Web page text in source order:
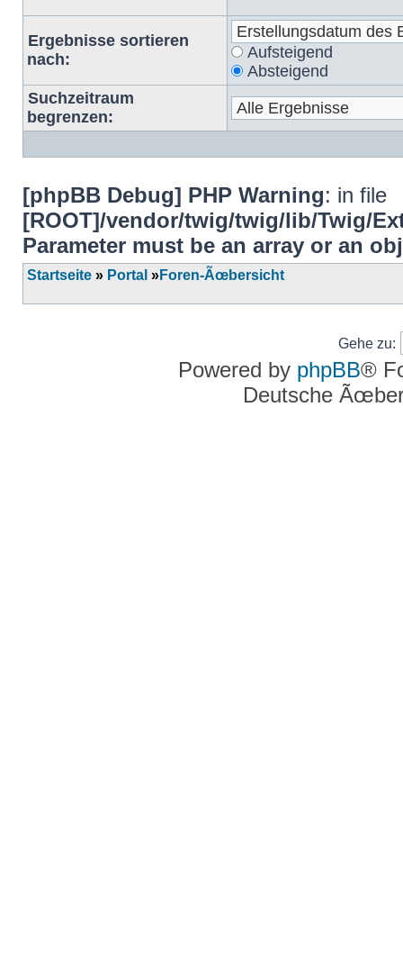
Ergebnisse sortieren
nach:
Aufsteigend
Absteigend
Suchzeitraum
begrenzen:
[phpBB Debug] PHP Warning: in file
[ROOT]/vendor/twig/twig/lib/Twig/
Parameter must be an array or an
Startseite » Portal »Foren-Ãœbersicht
Gehe zu:
Powered by phpBB®
Deutsche